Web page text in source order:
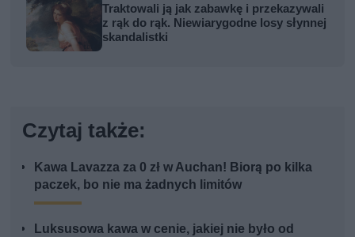
Traktowali ją jak zabawkę i przekazywali
z rąk do rąk. Niewiarygodne losy słynnej
skandalistki
Czytaj także:
Kawa Lavazza za 0 zł w Auchan! Biorą po kilka
paczek, bo nie ma żadnych limitów
Luksusowa kawa w cenie, jakiej nie było od